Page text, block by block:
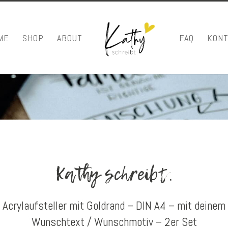
SHOP ABOUT FAQ
Kathy schreibt.
Acrylaufsteller mit Goldrand – DIN A4 – mit deinem
Wunschtext / Wunschmotiv – 2er Set